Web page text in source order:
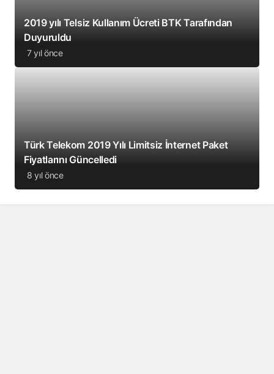
2019 yılı Telsiz Kullanım Ücreti BTK Tarafından
Duyuruldu
7 yıl önce
Türk Telekom 2019 Yılı Limitsiz İnternet Paket
Fiyatlarını Güncelledi
8 yıl önce